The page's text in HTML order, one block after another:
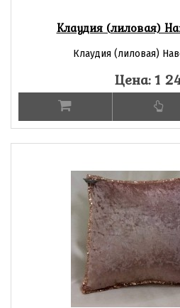
Клаудия (лиловая)
Клаудия (лиловая)
Цена: 1